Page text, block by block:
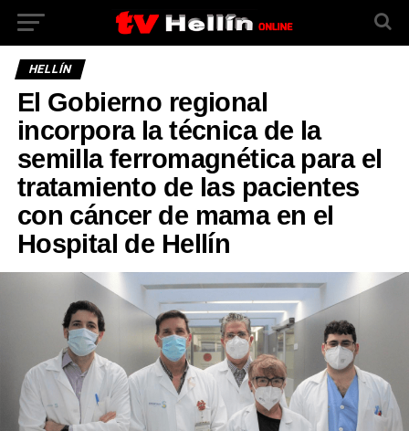
HELLÍN
El Gobierno regional
incorpora la técnica de la
semilla ferromagnética para el
tratamiento de las pacientes
con cáncer de mama en el
Hospital de Hellín